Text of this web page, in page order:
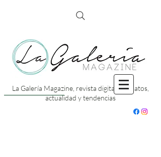
La Galería Magazine, revista digital con datos,
actualidad y tendencias